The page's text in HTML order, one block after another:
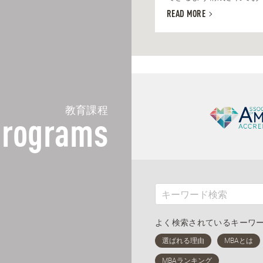
教育課程
READ MORE
よく検索されているキーワ